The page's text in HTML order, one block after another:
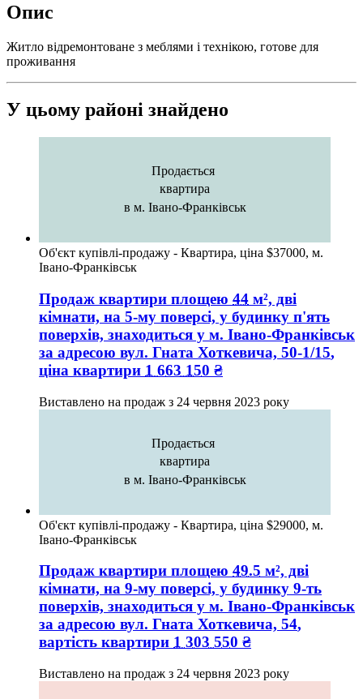
Опис
Житло відремонтоване з меблями і технікою, готове для
проживання
У цьому районі знайдено
Продається
квартира
в м. Івано-Франківськ
Об'єкт купівлі-продажу - Квартира, ціна $37000, м.
Івано-Франківськ
Продаж квартири площею 44 м², дві
кімнати, на 5-му поверсі, у будинку п'ять
поверхів, знаходиться у м. Івано-Франківськ
за адресою вул. Гната Хоткевича, 50-1/15,
ціна квартири 1 663 150 ₴
Виставлено на продаж з 24 червня 2023 року
Продається
квартира
в м. Івано-Франківськ
Об'єкт купівлі-продажу - Квартира, ціна $29000, м.
Івано-Франківськ
Продаж квартири площею 49.5 м², дві
кімнати, на 9-му поверсі, у будинку 9-ть
поверхів, знаходиться у м. Івано-Франківськ
за адресою вул. Гната Хоткевича, 54,
вартість квартири 1 303 550 ₴
Виставлено на продаж з 24 червня 2023 року